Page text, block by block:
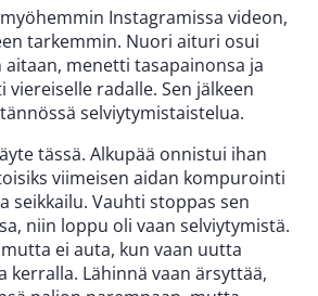
Instagramissa videon,
tarkemmin. Nuori aituri osui
aitaan, menetti tasapainonsa ja
radalle. Sen jälkeen
selviytymistaistelua.
tässä. Alkupää onnistui ihan
viimeisen aidan kompurointi
seikkailu. Vauhti stoppas sen
niin loppu oli vaan selviytymistä.
ei auta, kun vaan uutta
kerralla. Lähinnä vaan ärsyttää,